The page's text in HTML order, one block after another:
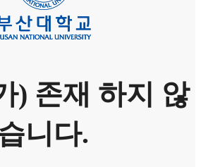
) 존재 하지 않
습니다.